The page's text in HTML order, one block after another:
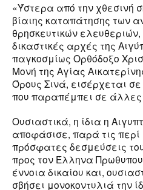
«Ύστερα από την
βίαιης καταπάτησης των
θρησκευτικών
δικαστικές αρχές της
παγκοσμίως Ορθόδοξο
Μονή της Αγίας
Όρους Σινά, εισέρχεται
που παραπέμπει σε άλλες
Ουσιαστικά, η ίδια η
αποφάσισε, παρά τις περί
πρόσφατες δεσμεύσεις
προς τον Έλληνα
έννοια δικαίου και,
σβήσει μονοκοντυλιά την